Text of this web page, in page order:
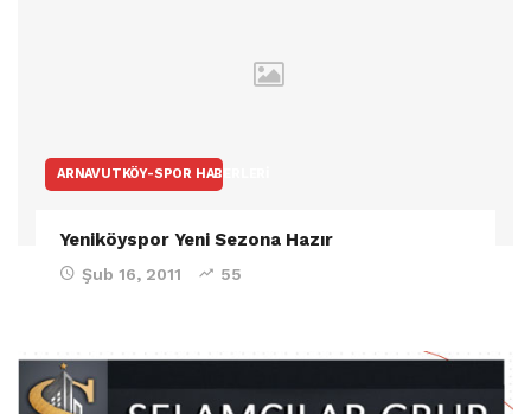
ARNAVUTKÖY-SPOR HABERLERI
Yeniköyspor Yeni Sezona Hazır
Şub 16, 2011 55